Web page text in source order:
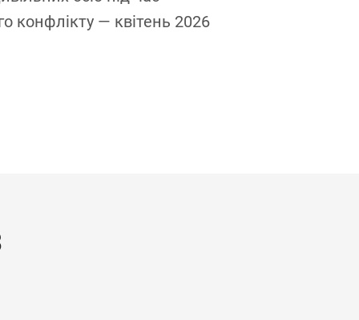
конфлікту — квітень 2026